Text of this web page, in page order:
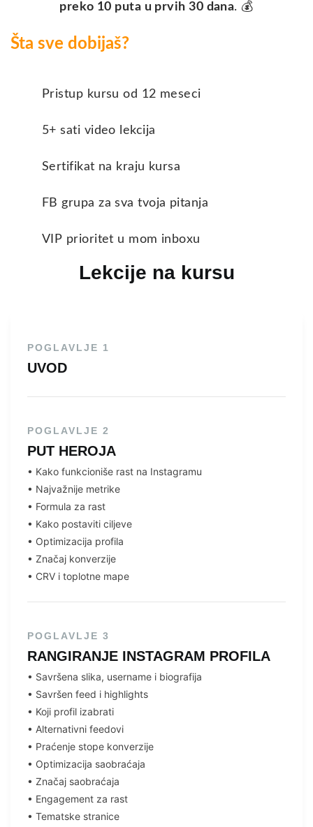
preko 10 puta u prvih 30 dana. 💰
Šta sve dobijaš?
Pristup kursu od 12 meseci
5+ sati video lekcija
Sertifikat na kraju kursa
FB grupa za sva tvoja pitanja
VIP prioritet u mom inboxu
Lekcije na kursu
POGLAVLJE 1
UVOD
POGLAVLJE 2
PUT HEROJA
• ⁠Kako funkcioniše rast na Instagramu
•⁠ ⁠⁠Najvažnije metrike
•⁠ ⁠Formula za rast
•⁠ ⁠Kako postaviti ciljeve
•⁠ ⁠Optimizacija profila
•⁠ ⁠Značaj konverzije
•⁠ ⁠CRV i toplotne mape
POGLAVLJE 3
RANGIRANJE INSTAGRAM PROFILA
•⁠ ⁠Savršena slika, username i biografija
•⁠ ⁠Savršen feed i highlights
•⁠ ⁠Koji profil izabrati
•⁠ ⁠Alternativni feedovi
•⁠ ⁠Praćenje stope konverzije
•⁠ ⁠Optimizacija saobraćaja
•⁠ ⁠Značaj saobraćaja
•⁠ ⁠Engagement za rast
•⁠ ⁠Tematske stranice